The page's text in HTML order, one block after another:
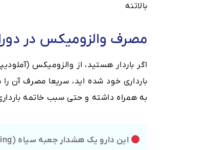
بالاتنه
مصرف والزومیکس در
اگر باردار هستید، از والزومیکس
بارداری خود شده اید، سریعا مصرف آن
به همراه داشته و حتی سبب خاتمه